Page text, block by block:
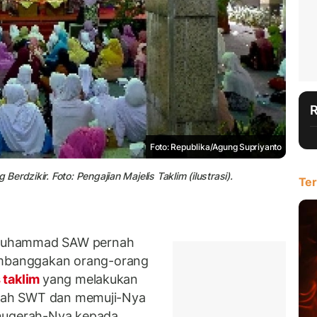
Foto: Republika/Agung Supriyanto
Foto: Pengajian Majelis Taklim (ilustrasi).
SAW pernah
orang-orang
yang melakukan
SWT dan memuji-Nya